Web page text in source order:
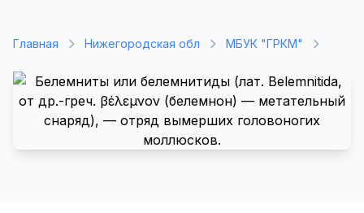
Главная Нижегородская обл МБУК "ГРКМ"